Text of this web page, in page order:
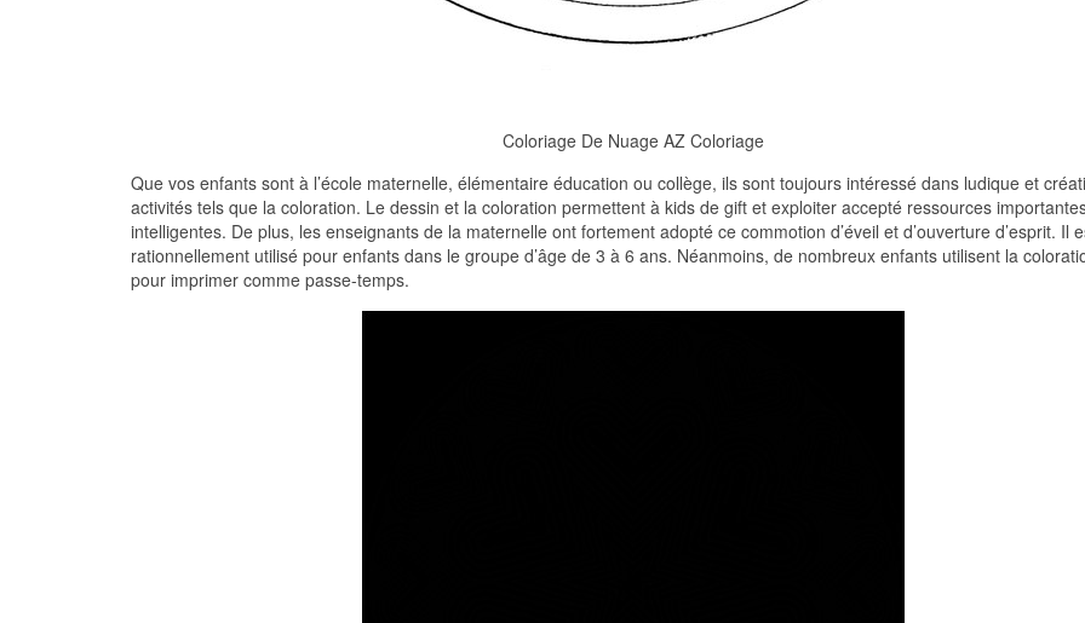
Coloriage De Nuage AZ Coloriage
Que vos enfants sont à l’école maternelle, élémentaire éducation ou collège, ils sont toujours intéressé dans ludique et
activités tels que la coloration. Le dessin et la coloration permettent à kids de gift et exploiter accepté ressources
intelligentes. De plus, les enseignants de la maternelle ont fortement adopté ce commotion d’éveil et d’ouverture d’esprit. Il
rationnellement utilisé pour enfants dans le groupe d’âge de 3 à 6 ans. Néanmoins, de nombreux enfants utilisent la
pour imprimer comme passe-temps.